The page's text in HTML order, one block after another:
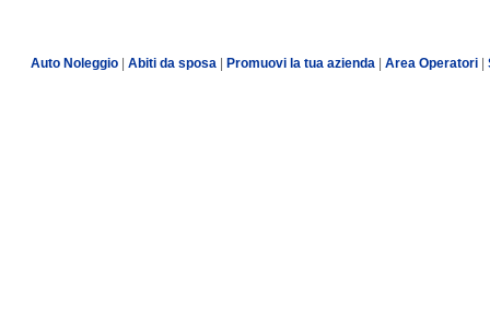
Auto Noleggio Abiti da sposa Promuovi la tua azienda Area Operatori